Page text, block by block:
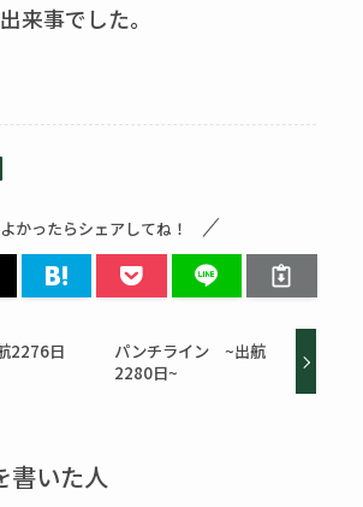
来事でした。
よかったらシェアしてね！
2276日
パンチライン ~出航
2280日~
書いた人